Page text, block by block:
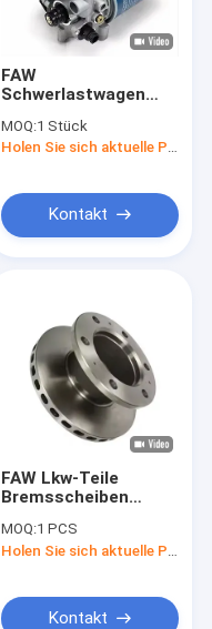
FAW
Schwerlastwagen
Lufttrocknerpatrone
Montage 3511015-
MOQ:1 Stück
Holen Sie sich aktuelle Preis
Kontakt
FAW Lkw-Teile
Bremsscheiben
3501012D-DY011
Lkw-
MOQ:1 PCS
Kontakt